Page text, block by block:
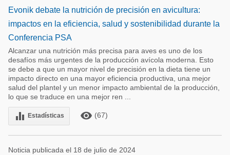
Evonik debate la nutrición de precisión en avicultura:
impactos en la eficiencia, salud y sostenibilidad durante la
Conferencia PSA
Alcanzar una nutrición más precisa para aves es uno de los
desafíos más urgentes de la producción avícola moderna. Esto
se debe a que un mayor nivel de precisión en la dieta tiene un
impacto directo en una mayor eficiencia productiva, una mejor
salud del plantel y un menor impacto ambiental de la producción,
lo que se traduce en una mejor ren ...
equalizer Estadísticas remove_red_eye (67)
Noticia publicada el 18 de julio de 2024